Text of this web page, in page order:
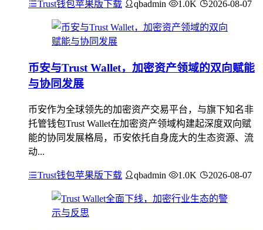
Trust钱包苹果版下载 qbadmin 1.0K 2026-08-07
币安与Trust Wallet，加密资产领域的双向赋能
与协同发展
币安作为全球领先的加密资产交易平台，与旗下知名非
托管钱包Trust Wallet在加密资产领域构建起深度双向赋
能的协同发展格局，币安依托自身庞大的生态资源、流
动...
Trust钱包苹果版下载 qbadmin 1.0K 2026-08-07